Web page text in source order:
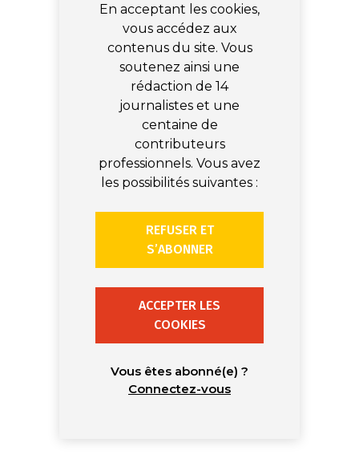
En acceptant les cookies,
vous accédez aux
contenus du site. Vous
soutenez ainsi une
rédaction de 14
journalistes et une
centaine de
contributeurs
professionnels. Vous avez
les possibilités suivantes :
REFUSER ET
S’ABONNER
ACCEPTER LES
COOKIES
Vous êtes abonné(e) ?
Connectez-vous